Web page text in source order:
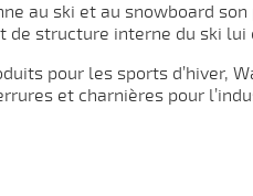
au ski et au snowboard
de structure interne du ski
pour les sports d’hiver,
et charnières pour